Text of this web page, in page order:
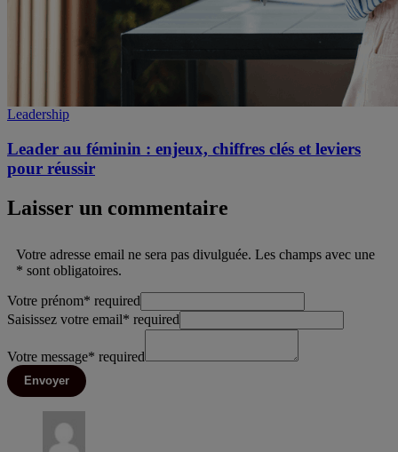
Leadership
Leader au féminin : enjeux, chiffres clés et leviers
pour réussir
Laisser un commentaire
Votre adresse email ne sera pas divulguée. Les champs avec une
* sont obligatoires.
Votre prénom* required
Saisissez votre email* required
Votre message* required
Envoyer